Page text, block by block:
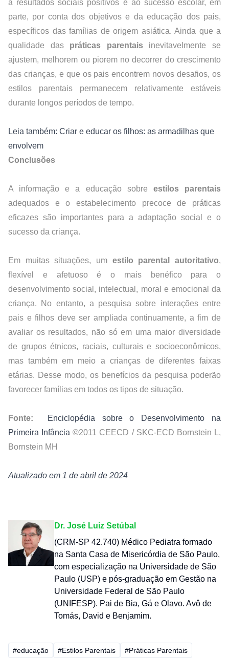
a resultados sociais positivos e ao sucesso escolar, em
parte, por conta dos objetivos e da educação dos pais,
específicos das famílias de origem asiática. Ainda que a
qualidade das práticas parentais inevitavelmente se
ajustem, melhorem ou piorem no decorrer do crescimento
das crianças, e que os pais encontrem novos desafios, os
estilos parentais permanecem relativamente estáveis
durante longos períodos de tempo.
Leia também: Criar e educar os filhos: as armadilhas que
envolvem
Conclusões
A informação e a educação sobre estilos parentais
adequados e o estabelecimento precoce de práticas
eficazes são importantes para a adaptação social e o
sucesso da criança.
Em muitas situações, um estilo parental autoritativo,
flexível e afetuoso é o mais benéfico para o
desenvolvimento social, intelectual, moral e emocional da
criança. No entanto, a pesquisa sobre interações entre
pais e filhos deve ser ampliada continuamente, a fim de
avaliar os resultados, não só em uma maior diversidade
de grupos étnicos, raciais, culturais e socioeconômicos,
mas também em meio a crianças de diferentes faixas
etárias. Desse modo, os benefícios da pesquisa poderão
favorecer famílias em todos os tipos de situação.
Fonte:
Enciclopédia sobre o Desenvolvimento na
Primeira Infância ©2011 CEECD / SKC-ECD Bornstein L,
Bornstein MH
Atualizado em 1 de abril de 2024
Dr. José Luiz Setúbal
(CRM-SP 42.740) Médico Pediatra formado
na Santa Casa de Misericórdia de São Paulo,
com especialização na Universidade de São
Paulo (USP) e pós-graduação em Gestão na
Universidade Federal de São Paulo
(UNIFESP). Pai de Bia, Gá e Olavo. Avô de
Tomás, David e Benjamim.
#educação #Estilos Parentais
#Práticas Parentais